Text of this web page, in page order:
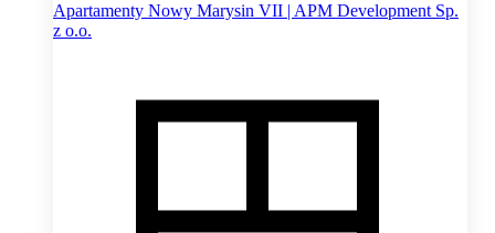
Apartamenty Nowy Marysin VII | APM Development Sp.
z o.o.